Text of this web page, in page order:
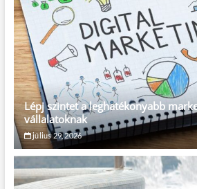
Lépj szintet a leghatékonyabb
vállalatoknak
július 29, 2026